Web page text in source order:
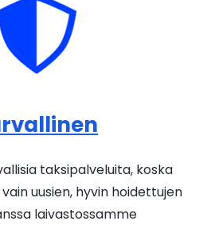
taksipalveluita, koska
uusien, hyvin hoidettujen
laivastossamme